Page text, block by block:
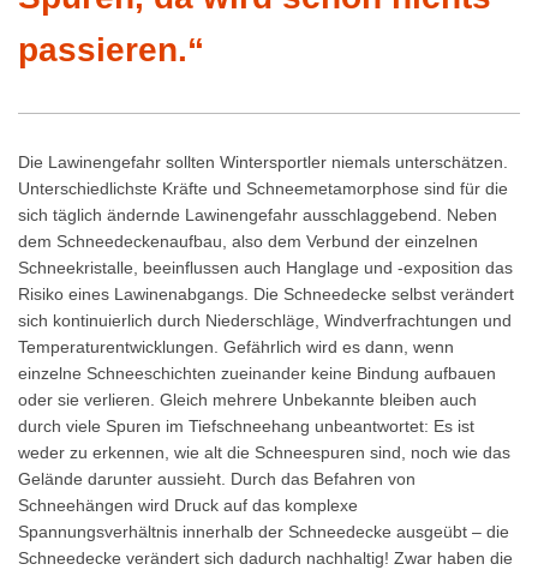
passieren.“
Die Lawinengefahr sollten Wintersportler niemals unterschätzen.
Unterschiedlichste Kräfte und Schneemetamorphose sind für die
sich täglich ändernde Lawinengefahr ausschlaggebend. Neben
dem Schneedeckenaufbau, also dem Verbund der einzelnen
Schneekristalle, beeinflussen auch Hanglage und -exposition das
Risiko eines Lawinenabgangs. Die Schneedecke selbst verändert
sich kontinuierlich durch Niederschläge, Windverfrachtungen und
Temperaturentwicklungen. Gefährlich wird es dann, wenn
einzelne Schneeschichten zueinander keine Bindung aufbauen
oder sie verlieren. Gleich mehrere Unbekannte bleiben auch
durch viele Spuren im Tiefschneehang unbeantwortet: Es ist
weder zu erkennen, wie alt die Schneespuren sind, noch wie das
Gelände darunter aussieht. Durch das Befahren von
Schneehängen wird Druck auf das komplexe
Spannungsverhältnis innerhalb der Schneedecke ausgeübt – die
Schneedecke verändert sich dadurch nachhaltig! Zwar haben die